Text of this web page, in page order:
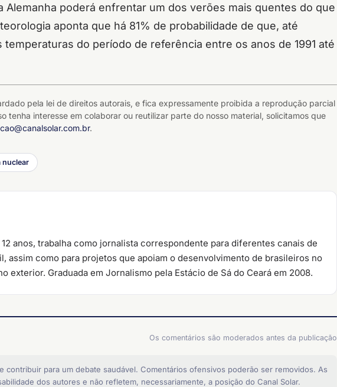
Alemanha poderá enfrentar um dos verões mais quentes do que
aponta que há 81% de probabilidade de que, até
do período de referência entre os anos de 1991 até
pela lei de direitos autorais, e fica expressamente proibida a reprodução parcial
tenha interesse em colaborar ou reutilizar parte do nosso material, solicitamos que
.
nuclear
anos, trabalha como jornalista correspondente para diferentes canais de
assim como para projetos que apoiam o desenvolvimento de brasileiros no
exterior. Graduada em Jornalismo pela Estácio de Sá do Ceará em 2008.
Os comentários são moderados antes da publicação
contribuir para um debate saudável. Comentários ofensivos poderão ser removidos. As
dos autores e não refletem, necessariamente, a posição do Canal Solar.